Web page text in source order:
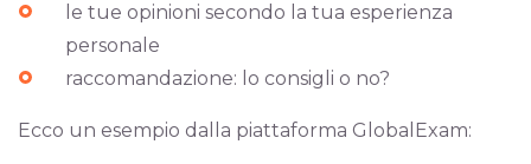
le tue opinioni secondo la tua esperienza
personale
raccomandazione: lo consigli o no?
Ecco un esempio dalla piattaforma GlobalExam: